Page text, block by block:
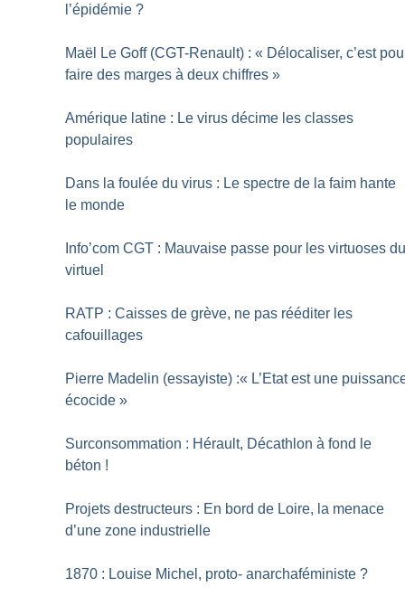
l’épidémie ?
Maël Le Goff (CGT-Renault) : « Délocaliser, c’est
faire des marges à deux chiffres »
Amérique latine : Le virus décime les classes
populaires
Dans la foulée du virus : Le spectre de la faim hante
le monde
Info’com CGT : Mauvaise passe pour les virtuoses
virtuel
RATP : Caisses de grève, ne pas rééditer les
cafouillages
Pierre Madelin (essayiste) :« L’Etat est une
écocide »
Surconsommation : Hérault, Décathlon à fond le
béton !
Projets destructeurs : En bord de Loire, la menace
d’une zone industrielle
1870 : Louise Michel, proto- anarchaféministe ?